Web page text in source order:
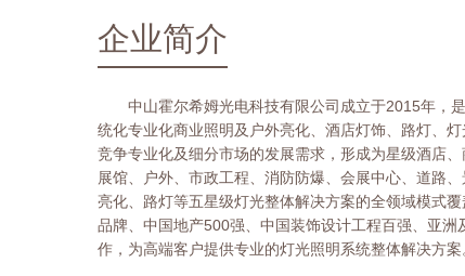
企业简介
中山霍尔希姆光电科技有限公司成立于2015年，
统化专业化商业照明及户外亮化、酒店灯饰、路灯、
竞争专业化及细分市场的发展需求，形成为星级酒店
展馆、户外、市政工程、消防防爆、会展中心、道路
亮化、路灯等五星级灯光整体解决方案的全领域模式
品牌、中国地产500强、中国装饰设计工程百强、亚
作，为高端客户提供专业的灯光照明系统整体解决方案